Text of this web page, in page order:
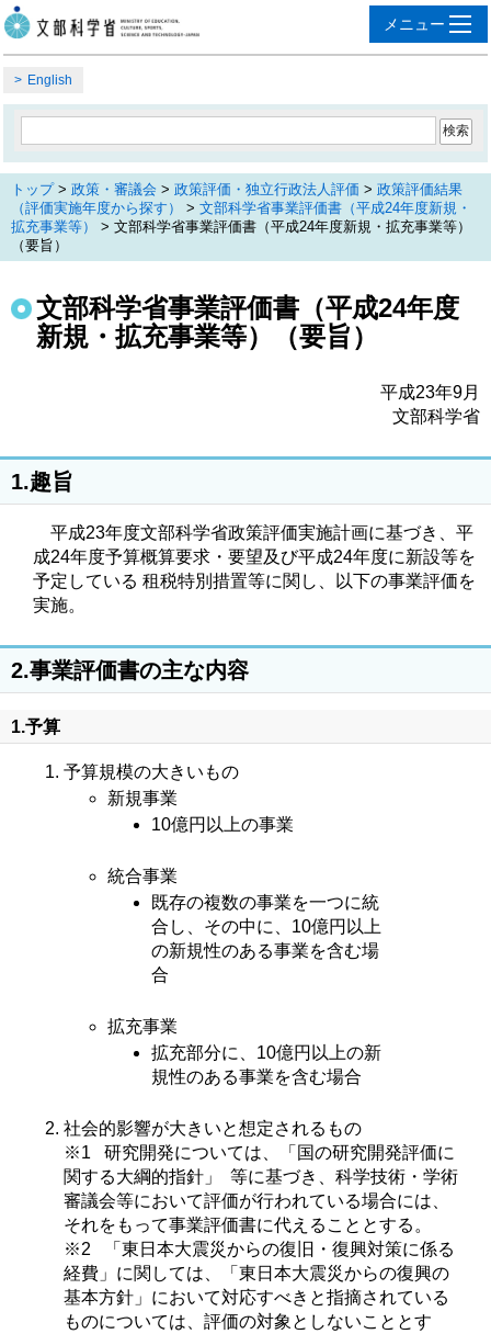
English
トップ> 政策・審議会 > 政策評価・独立行政法人評価 > 政策評価結果
（評価実施年度から探す）
> 文部科学省事業評価書（平成24年度新規・
拡充事業等）
> 文部科学省事業評価書（平成24年度新規・拡充事業等）
（要旨）
文部科学省事業評価書（平成24年度
新規・拡充事業等）（要旨）
平成23年9月
文部科学省
1.趣旨
平成23年度文部科学省政策評価実施計画に基づき、平
成24年度予算概算要求・要望及び平成24年度に新設等を
予定している 租税特別措置等に関し、以下の事業評価を
実施。
2.事業評価書の主な内容
1.予算
予算規模の大きいもの
新規事業
10億円以上の事業
統合事業
既存の複数の事業を一つに統
合し、その中に、10億円以上
の新規性のある事業を含む場
合
拡充事業
拡充部分に、10億円以上の新
規性のある事業を含む場合
社会的影響が大きいと想定されるもの
※1 研究開発については、「国の研究開発評価に
関する大綱的指針」 等に基づき、科学技術・学術
審議会等において評価が行われている場合には、
それをもって事業評価書に代えることとする。
※2 「東日本大震災からの復旧・復興対策に係る
経費」に関しては、「東日本大震災からの復興の
基本方針」において対応すべきと指摘されている
ものについては、評価の対象としないこととす